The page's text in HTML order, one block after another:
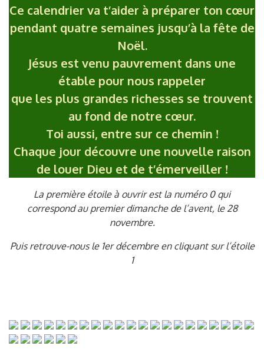
Ce calendrier va t’aider à préparer ton cœur
pendant quatre semaines jusqu’à la fête de
Noël.
Jésus est venu pauvrement dans une
étable pour nous rappeler
que les plus grandes richesses se trouvent
au fond de notre cœur.
Toi aussi, entre sur ce chemin !
Chaque jour découvre une nouvelle raison
de louer Dieu et de t’émerveiller !
La première étoile à ouvrir est la numéro 0 qui
correspond au premier dimanche de l’avent, le 28
novembre.
Puis retrouve-nous le 1er décembre en cliquant sur l’étoile
1